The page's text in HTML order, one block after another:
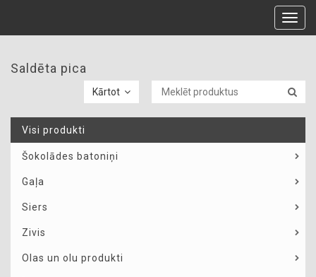
Saldēta pica
Kārtot
Visi produkti
Šokolādes batoniņi
Gaļa
Siers
Zivis
Olas un olu produkti